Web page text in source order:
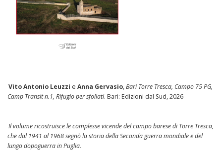
Vito Antonio Leuzzi eAnna Gervasio,Bari Torre Tresca, Campo 75 PG,
Camp Transit n.1, Rifugio per sfollati. Bari: Edizioni dal Sud, 2026
Il volume ricostruisce le complesse vicende del campo barese di Torre Tresca,
che dal 1941 al 1968 segnò la storia della Seconda guerra mondiale e del
lungo dopoguerra in Puglia.